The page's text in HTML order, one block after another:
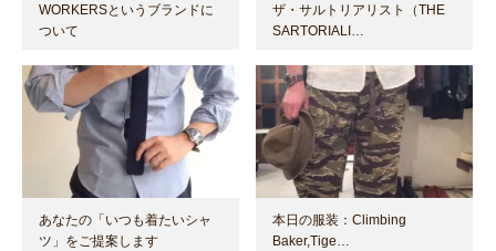
WORKERSというブランドに
ついて
ザ・サルトリアリスト（THE
SARTORIALI…
あなたの「いつも着たいシャ
ツ」をご提案します
本日の服装：Climbing
Baker,Tige…